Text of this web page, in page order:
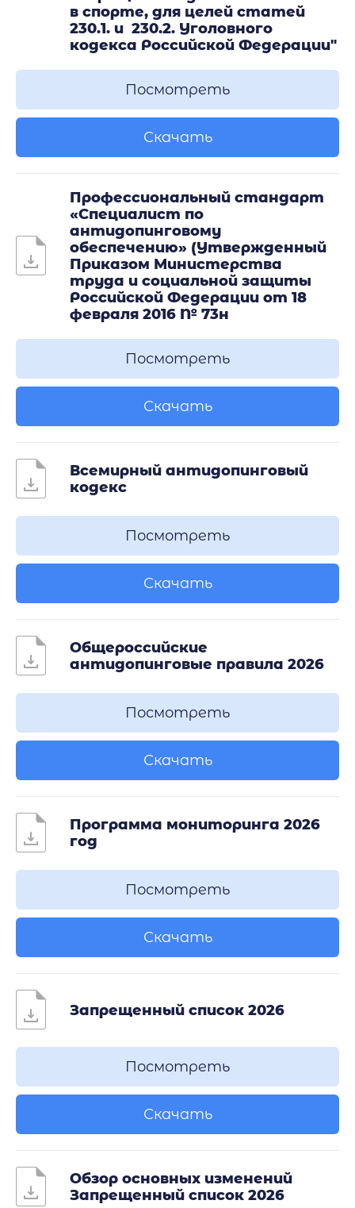
в спорте, для целей статей
230.1. и 230.2. Уголовного
кодекса Российской Федерации"
Посмотреть
Скачать
Профессиональный стандарт
«Специалист по
антидопинговому
обеспечению» (Утвержденный
Приказом Министерства
труда и социальной защиты
Российской Федерации от 18
февраля 2016 № 73н
Посмотреть
Скачать
Всемирный антидопинговый
кодекс
Посмотреть
Скачать
Общероссийские
антидопинговые правила 2026
Посмотреть
Скачать
Программа мониторинга 2026
год
Посмотреть
Скачать
Запрещенный список 2026
Посмотреть
Скачать
Обзор основных изменений
Запрещенный список 2026